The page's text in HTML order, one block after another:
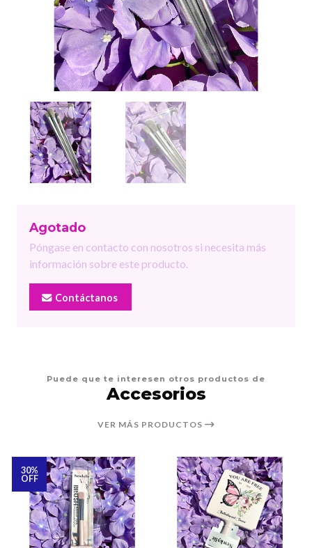
Agotado
Póngase en contacto con nosotros si necesita más
información sobre este producto.
Contáctanos
Puede que te interesen otros productos de
Accesorios
VER MÁS PRODUCTOS
30%
OFF